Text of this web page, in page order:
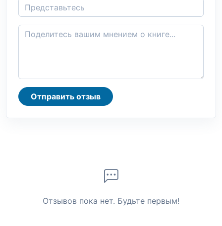
Отправить отзыв
Отзывов пока нет. Будьте первым!